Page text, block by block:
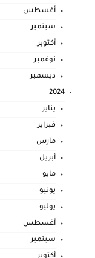
أغسطس
سبتمبر
أكتوبر
نوفمبر
ديسمبر
2024
يناير
فبراير
مارس
أبريل
مايو
يونيو
يوليو
أغسطس
سبتمبر